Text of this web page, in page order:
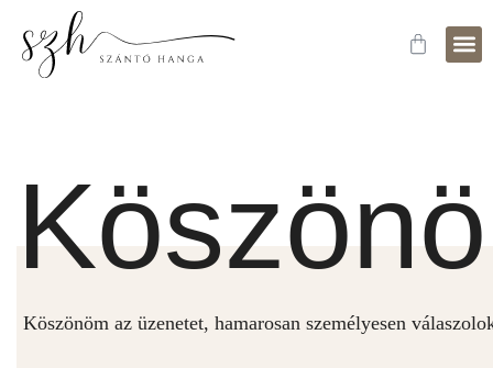
Köszönöm az üzenetet, hamarosan személyesen